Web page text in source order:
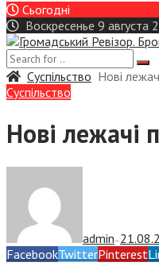
Сьогодні
Воскресенье 9 августа
Суспiльство Нові
Суспiльство
Нові лежачі
admin —
FacebookTwitterPinterest